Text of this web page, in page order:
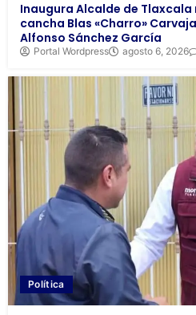
Inaugura Alcalde de
cancha Blas «Charro»
Alfonso Sánchez García
Portal Wordpress agosto 6, 2026
Política